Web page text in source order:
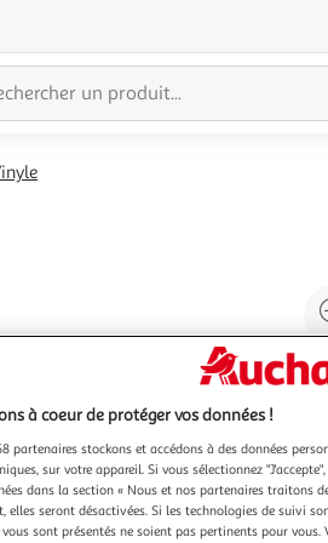
à coeur de protéger vos données !
partenaires stockons et accédons à des données
sur votre appareil. Si vous sélectionnez
dans la section « Nous et nos partenaires traitons
elles seront désactivées. Si les technologies de suivi
sont présentés ne soient pas pertinents pour